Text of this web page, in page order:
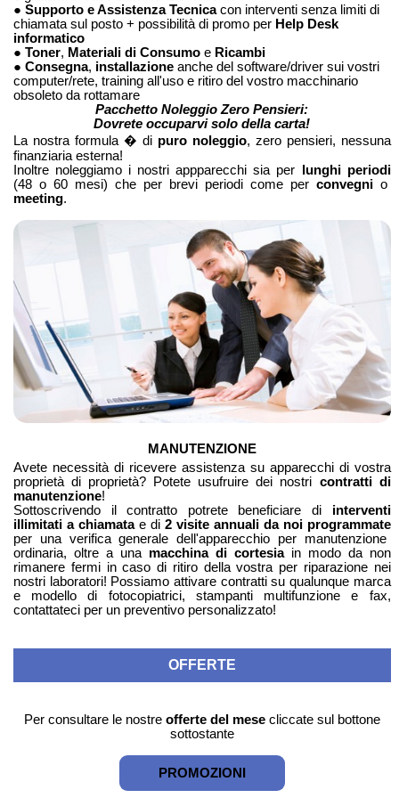
● Supporto e Assistenza Tecnicacon interventi senza limiti di
chiamata sul posto + possibilità di promo per Help Desk
informatico
● Toner, Materiali di Consumo e Ricambi
● Consegna, installazione anche del software/driver sui vostri
computer/rete, training all'uso e ritiro del vostro macchinario
obsoleto da rottamare
Pacchetto Noleggio Zero Pensieri:
Dovrete occuparvi solo della carta!
La nostra formula � di puro noleggio, zero pensieri, nessuna
finanziaria esterna!
Inoltre noleggiamo i nostri appparecchi sia per
lunghi periodi
(48 o 60 mesi) che per brevi periodi come per convegnio
meeting.
MANUTENZIONE
Avete necessità di ricevere assistenza su apparecchi di vostra
proprietà di proprietà? Potete usufruire dei nostri contratti di
manutenzione!
Sottoscrivendo il contratto potrete beneficiare di interventi
illimitati a chiamatae di2 visite annuali da noi programmate
per una verifica generale dell'apparecchio per manutenzione
ordinaria, oltre a unamacchina di cortesiain modo da non
rimanere fermi in caso di ritiro della vostra per riparazione nei
nostri laboratori! Possiamo attivare contratti su qualunque marca
e modello di fotocopiatrici, stampanti multifunzione e fax,
contattateci per un preventivo personalizzato!
OFFERTE
Per consultare le nostreofferte del mesecliccate sul bottone
sottostante
PROMOZIONI